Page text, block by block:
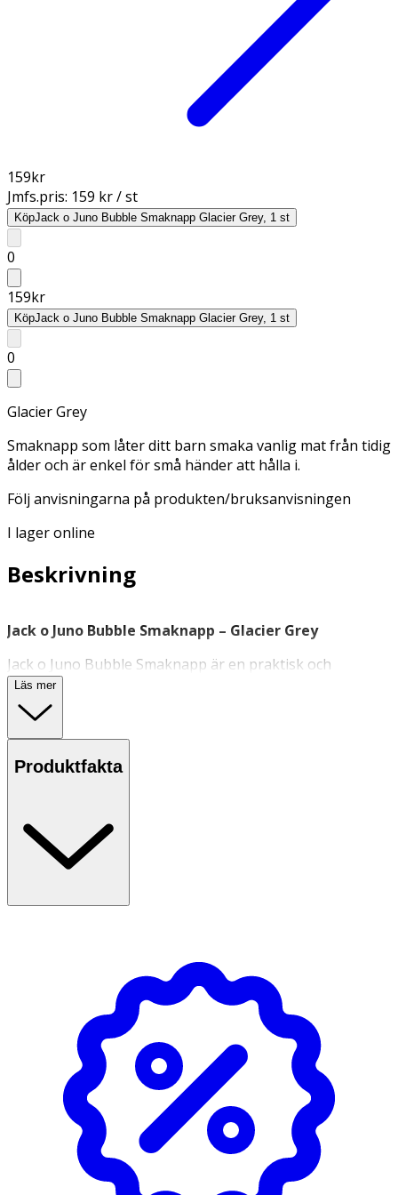
159kr
Jmfs.pris: 159 kr / st
KöpJack o Juno Bubble Smaknapp Glacier Grey, 1 st
0
159kr
KöpJack o Juno Bubble Smaknapp Glacier Grey, 1 st
0
Glacier Grey
Smaknapp som låter ditt barn smaka vanlig mat från tidig
ålder och är enkel för små händer att hålla i.
Följ anvisningarna på produkten/bruksanvisningen
I lager online
Beskrivning
Jack o Juno Bubble Smaknapp – Glacier Grey
Jack o Juno Bubble Smaknapp är en praktisk och
hygienisk smaknapp som gör det enkelt att introducera
smakportioner till små barn från cirka 4 månaders ålder.
Den ergonomiska formen gör den enkel att greppa för
små händer och det medföljande skyddslocket i
polypropen håller silikonspetsen ren vid förvaring eller
silikon (LFGB-standard) och fri från BPA, PVC, ftalater och
bly. Produkten är testad enligt EU:s senaste regelverk
och tål både diskmaskin och mikrovågsugn (upp till
- Lämplig för barn från ca 4 månader
- Enkel att greppa för små händer
- Skyddslock i polypropen medföljer
- Fri från BPA, PVC och ftalater
- Tillverkad av 100 % livsmedelsgodkänd silikon (LFGB)
- Diskmaskin- och mikrovågsugnssäker (upp till
+220°C)
- Färg: Grå
Läs mer
Produktfakta